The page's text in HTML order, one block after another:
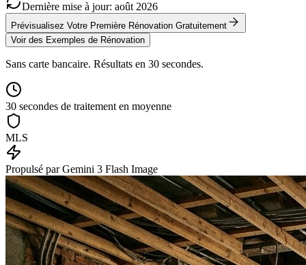
Dernière mise à jour: août 2026
Prévisualisez Votre Première Rénovation Gratuitement
Voir des Exemples de Rénovation
Sans carte bancaire. Résultats en 30 secondes.
30 secondes de traitement en moyenne
MLS
Propulsé par Gemini 3 Flash Image